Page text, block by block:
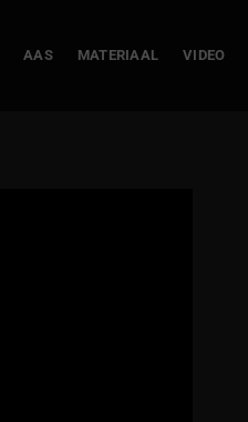
AAS MATERIAAL VIDEO